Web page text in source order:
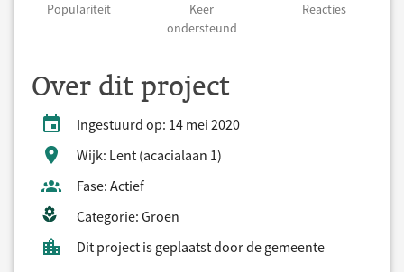
Populariteit
Keer
ondersteund
Reacties
Over dit project
Ingestuurd op: 14 mei 2020
Wijk: Lent (acacialaan 1)
Fase: Actief
Categorie: Groen
Dit project is geplaatst door de gemeente